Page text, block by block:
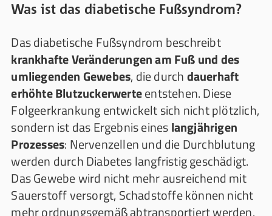
Was ist das diabetische Fußsyndrom?
Das diabetische Fußsyndrom beschreibt
krankhafte Veränderungen am Fuß und des
umliegenden Gewebes, die durchdauerhaft
erhöhte Blutzuckerwerteentstehen. Diese
Folgeerkrankung entwickelt sich nicht plötzlich,
sondern ist das Ergebnis eineslangjährigen
Prozesses: Nervenzellen und die Durchblutung
werden durch Diabetes langfristig geschädigt.
Das Gewebe wird nicht mehr ausreichend mit
Sauerstoff versorgt, Schadstoffe können nicht
mehr ordnungsgemäß abtransportiert werden.